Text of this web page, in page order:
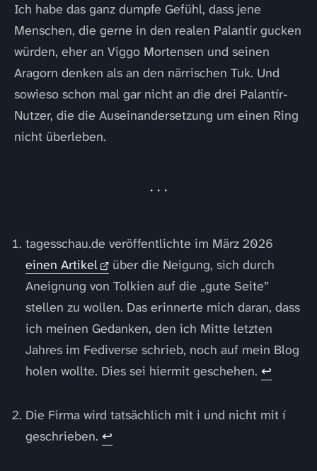
Ich habe das ganz dumpfe Gefühl, dass jene
Menschen, die gerne in den realen Palantir gucken
würden, eher an Viggo Mortensen und seinen
Aragorn denken als an den närrischen Tuk. Und
sowieso schon mal gar nicht an die drei Palantír-
Nutzer, die die Auseinandersetzung um einen Ring
nicht überleben.
tagesschau.de veröffentlichte im März 2026
einen Artikel
über die Neigung, sich durch
Aneignung von Tolkien auf die „gute Seite”
stellen zu wollen. Das erinnerte mich daran, dass
ich meinen Gedanken, den ich Mitte letzten
Jahres im Fediverse schrieb, noch auf mein Blog
holen wollte. Dies sei hiermit geschehen. ↩
Die Firma wird tatsächlich mit i und nicht mit í
geschrieben. ↩